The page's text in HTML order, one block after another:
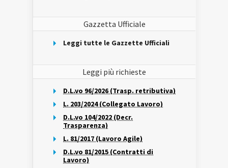
Gazzetta Ufficiale
Leggi tutte le Gazzette Ufficiali
Leggi più richieste
D.L.vo 96/2026 (Trasp. retributiva)
L. 203/2024 (Collegato Lavoro)
D.L.vo 104/2022 (Decr.
Trasparenza)
L. 81/2017 (Lavoro Agile)
D.L.vo 81/2015 (Contratti di
Lavoro)